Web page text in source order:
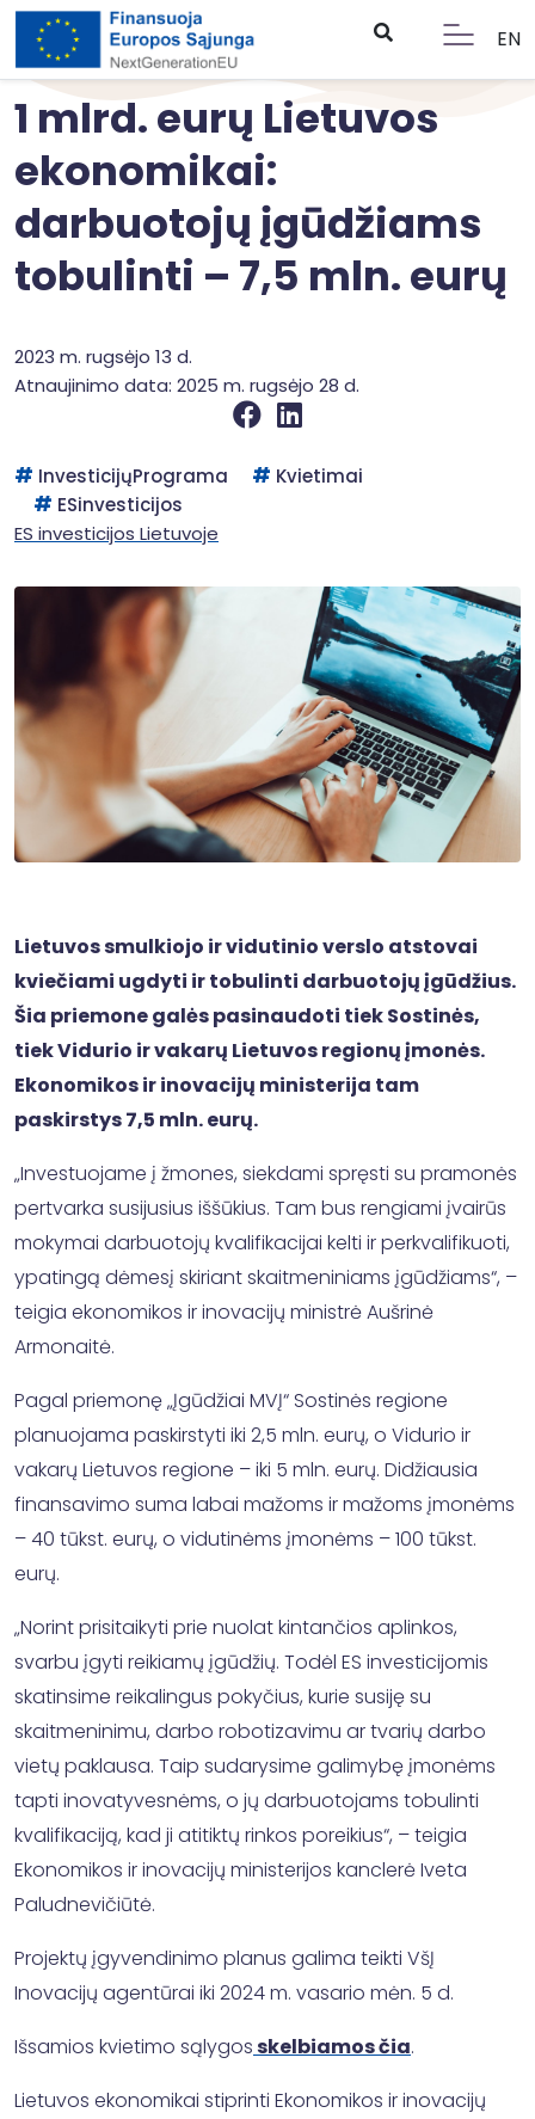
EN
1 mlrd. eurų Lietuvos
ekonomikai:
darbuotojų įgūdžiams
tobulinti – 7,5 mln. eurų
2023 m. rugsėjo 13 d.
Atnaujinimo data: 2025 m. rugsėjo 28 d.
InvesticijųPrograma
Kvietimai
ESinvesticijos
ES investicijos Lietuvoje
Lietuvos smulkiojo ir vidutinio verslo atstovai
kviečiami ugdyti ir tobulinti darbuotojų įgūdžius.
Šia priemone galės pasinaudoti tiek Sostinės,
tiek Vidurio ir vakarų Lietuvos regionų įmonės.
Ekonomikos ir inovacijų ministerija tam
paskirstys 7,5 mln. eurų.
„Investuojame į žmones, siekdami spręsti su pramonės
pertvarka susijusius iššūkius. Tam bus rengiami įvairūs
mokymai darbuotojų kvalifikacijai kelti ir perkvalifikuoti,
ypatingą dėmesį skiriant skaitmeniniams įgūdžiams“, –
teigia ekonomikos ir inovacijų ministrė Aušrinė
Armonaitė.
Pagal priemonę „Įgūdžiai MVĮ“ Sostinės regione
planuojama paskirstyti iki 2,5 mln. eurų, o Vidurio ir
vakarų Lietuvos regione – iki 5 mln. eurų. Didžiausia
finansavimo suma labai mažoms ir mažoms įmonėms
– 40 tūkst. eurų, o vidutinėms įmonėms – 100 tūkst.
eurų.
„Norint prisitaikyti prie nuolat kintančios aplinkos,
svarbu įgyti reikiamų įgūdžių. Todėl ES investicijomis
skatinsime reikalingus pokyčius, kurie susiję su
skaitmeninimu, darbo robotizavimu ar tvarių darbo
vietų paklausa. Taip sudarysime galimybę įmonėms
tapti inovatyvesnėms, o jų darbuotojams tobulinti
kvalifikaciją, kad ji atitiktų rinkos poreikius“, – teigia
Ekonomikos ir inovacijų ministerijos kanclerė Iveta
Paludnevičiūtė.
Projektų įgyvendinimo planus galima teikti VšĮ
Inovacijų agentūrai iki 2024 m. vasario mėn. 5 d.
Išsamios kvietimo sąlygosskelbiamos čia.
Lietuvos ekonomikai stiprinti Ekonomikos ir inovacijų